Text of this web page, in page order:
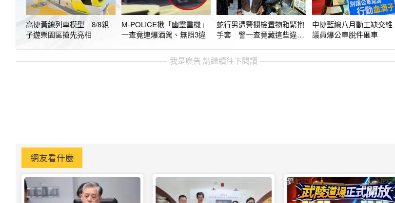
高捷黃線列車模型 8/8親
子遊樂園區搶先亮相
M-POLICE揪「幽靈重機」
一查竟連爆酒駕、無照3違
蛇行男遭警攔檢置物箱緊抱
手套 警一查竟藏這些違禁
中捷藍線八月動工缺交維
議員爆公車脫件砸車
我是廣告 請繼續往下閱讀
網友看什麼
PR